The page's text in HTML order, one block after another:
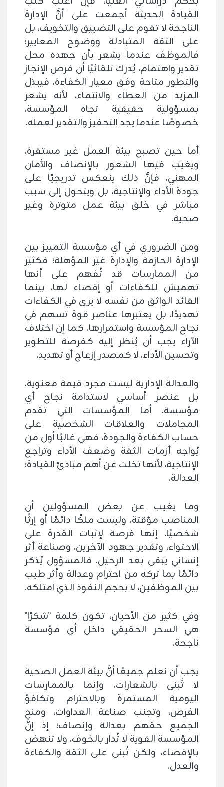
القيادة الحديثة أجمعت على أنَّ الإدارة
الناجحة لا تقوم على التضييق والتخويف، بل
على الثقة المتبادلة ووضوح المعايير؛
فالموظف عندما يشعر بأن جهده محل
تقدير واهتمام، يُدرك تلقائيًا أن فرص الإنجاز
والتطور متاحة وفق معيار الكفاءة، فيبذل
المزيد من العطاء والانتماء، لأنه يشعر
بمسؤولية حقيقية تجاه المؤسسة،
خصوصًا عندما يجد التحفيز والتقدير لعمله.
أما حين تصبح بيئة العمل غير مستقرة،
ويغيب فيها الشعور بالإنصاف والأمان
المهني، فإنَّ ذلك ينعكس تدريجيًا على
جودة الأداء والإنتاجية، بل ويتحول إلى سبب
مباشر في خلق بيئة عمل متوترة وغير
صحية.
ومن الضروري في أي مؤسسة التمييز بين
الإدارة الحازمة والإدارة غير المؤهلة؛ فكثير
من الممارسات قد تُفهم على أنها
تهميش للكفاءات أو إقصاء لها، بينما
القائد الواثق من نفسه لا يرى في الكفاءات
تهديدًا، بل يعتبرها عناصر قوة تسهم في
نجاح المؤسسة واستمرارها. كما إن اختلاف
الآراء يجب أن يُنظر إليه كفرصة للتطوير
وتحسين الأداء، لا كمصدر إزعاج أو تهديد.
والعدالة الإدارية ليست مجرد قيمة معنوية،
بل عنصر أساسي لاستدامة نجاح أي
مؤسسة. أما المؤسسات التي تقدم
المجاملات والعلاقات الشخصية على
حساب الكفاءة والجودة، فهي غالبًا أول من
يُواجه أزمات الثقة وضعف الأداء وتراجع
الإنتاجية، لأنها تخلت عن أهم مبادئ القيادة:
العدالة.
وما يغيب عن بعض المسؤولين أن
المناصب مؤقتة، وليست ملكًا دائمًا أو إرثًا
شخصيًا. إنها فرصة لإثبات القدرة على
الاحتواء، وتقدير جهود الآخرين، وصناعة أثر
إنساني يبقى بعد الرحيل. فالمسؤول يُذكر
دائمًا بما تركه من احترام وعدالة وأثر طيب
بين الموظفين، لا بحجم النفوذ الذي امتلكه.
وفي كثير من الأحيان، تكون كلمة "شكرًا"
هي السحر الحقيقي داخل أي مؤسسة
ناجحة.
يجب أن نعلم جميعًا أنَّ بيئة العمل الصحية
لا تُبنى بالشعارات، وإنما بالممارسات
اليومية المستمرة وبالاحترام وتكافؤ
الفرص، وتجنب صناعة العداوات، ومنح
الجميع حقهم بعدالة وإنصاف؛ إذ إنَّ
المؤسسة القوية لا تُدار بالخوف، ولا تنهض
بالإقصاء، ولكن تُبنى على الثقة والكفاءة
والعدل.